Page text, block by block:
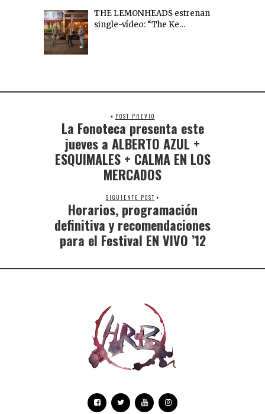
THE LEMONHEADS estrenan
single-vídeo: “The Ke…
POST PREVIO
La Fonoteca presenta este
jueves a ALBERTO AZUL +
ESQUIMALES + CALMA EN LOS
MERCADOS
SIGUIENTE POST
Horarios, programación
definitiva y recomendaciones
para el Festival EN VIVO ’12